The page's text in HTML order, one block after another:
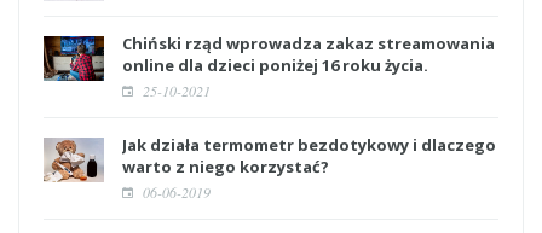
Chiński rząd wprowadza zakaz streamowania
online dla dzieci poniżej 16 roku życia.
25-10-2021
Jak działa termometr bezdotykowy i dlaczego
warto z niego korzystać?
06-06-2019